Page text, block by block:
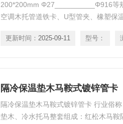
200*200mm Φ27__________Φ916等
空调木托管道铁卡、U型管夹、橡塑保
调木托及橡塑保温木托、其型号有
更新时间： 2025-09-11 型号：
隔冷保温垫木马鞍式镀锌管卡
隔冷保温垫木马鞍式镀锌管卡 行业俗
垫木、冷水托马整套组成：红松木马